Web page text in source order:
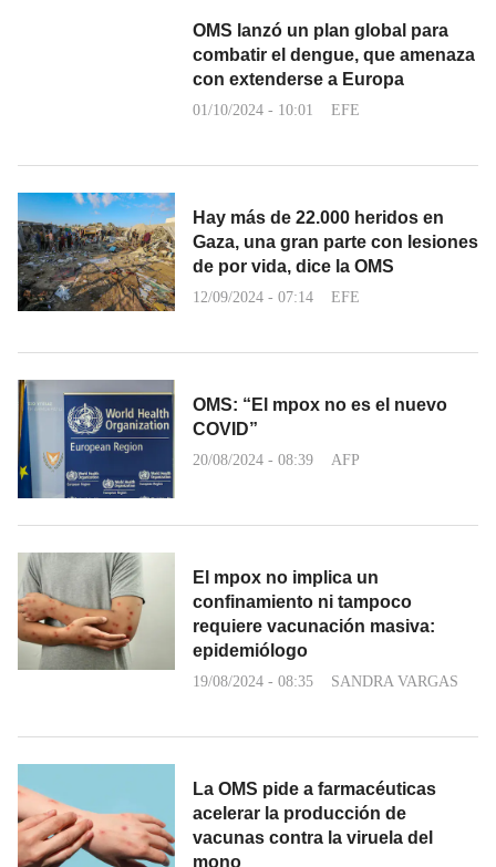
OMS lanzó un plan global para
combatir el dengue, que amenaza
con extenderse a Europa
01/10/2024 - 10:01 EFE
Hay más de 22.000 heridos en
Gaza, una gran parte con lesiones
de por vida, dice la OMS
12/09/2024 - 07:14 EFE
OMS: “El mpox no es el nuevo
COVID”
20/08/2024 - 08:39 AFP
El mpox no implica un
confinamiento ni tampoco
requiere vacunación masiva:
epidemiólogo
19/08/2024 - 08:35 SANDRA VARGAS
La OMS pide a farmacéuticas
acelerar la producción de
vacunas contra la viruela del
mono